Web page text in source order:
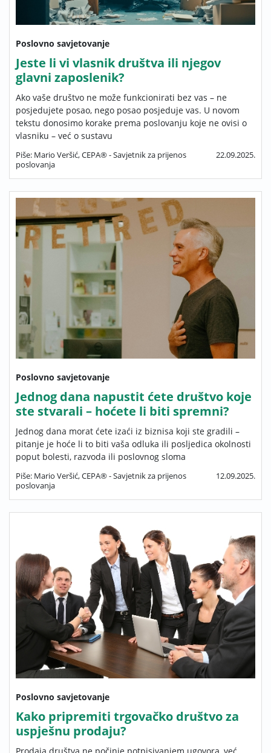
Poslovno savjetovanje
Jeste li vi vlasnik društva ili njegov
glavni zaposlenik?
Ako vaše društvo ne može funkcionirati bez vas – ne
posjedujete posao, nego posao posjeduje vas. U novom
tekstu donosimo korake prema poslovanju koje ne ovisi o
vlasniku – već o sustavu
Piše: Mario Veršić, CEPA® - Savjetnik za prijenos
poslovanja
22.09.2025.
Poslovno savjetovanje
Jednog dana napustit ćete društvo koje
ste stvarali – hoćete li biti spremni?
Jednog dana morat ćete izaći iz biznisa koji ste gradili –
pitanje je hoće li to biti vaša odluka ili posljedica okolnosti
poput bolesti, razvoda ili poslovnog sloma
Piše: Mario Veršić, CEPA® - Savjetnik za prijenos
poslovanja
12.09.2025.
Poslovno savjetovanje
Kako pripremiti trgovačko društvo za
uspješnu prodaju?